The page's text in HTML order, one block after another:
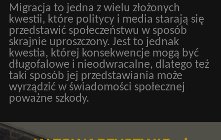
Migracja to jedna z wielu złożonych
kwestii, które politycy i media starają się
przedstawić społeczeństwu w sposób
skrajnie uproszczony. Jest to jednak
kwestia, której konsekwencje mogą być
długofalowe i nieodwracalne, dlatego też
taki sposób jej przedstawiania może
wyrządzić w świadomości społecznej
poważne szkody.